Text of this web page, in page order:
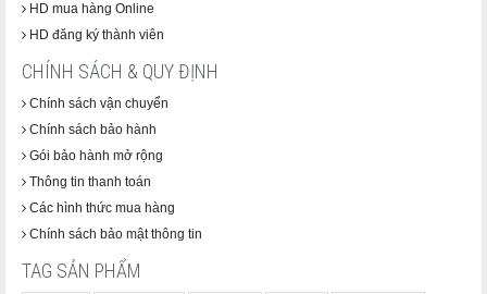
HD mua hàng Online
HD đăng ký thành viên
CHÍNH SÁCH & QUY ĐỊNH
Chính sách vận chuyển
Chính sách bảo hành
Gói bảo hành mở rộng
Thông tin thanh toán
Các hình thức mua hàng
Chính sách bảo mật thông tin
TAG SẢN PHẨM